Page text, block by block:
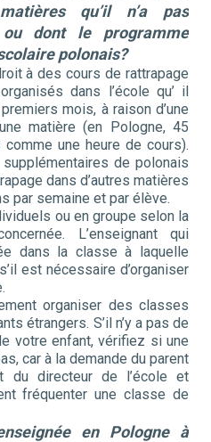
qu’il n’a pas
ou dont le programme
polonais?
à des cours de rattrapage
dans l’école qu’ il
mois, à raison d’une
matière (en Pologne, 45
une heure de cours).
de polonais
dans d’autres matières
par semaine et par élève.
ou en groupe selon la
L’enseignant qui
dans la classe à laquelle
est nécessaire d’organiser
organiser des classes
étrangers. S’il n’y a pas de
votre enfant, vérifiez si une
car à la demande du parent
du directeur de l’école et
fréquenter une classe de
en Pologne à